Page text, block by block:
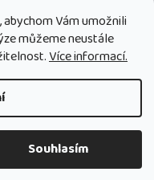
Vám umožnili
můžeme neustále
Více informací.
Souhlasím
práva vyhrazena.Upravit
technologie, aby
a vy na webu nalezli
používané na našem webu
uživatelů stránek.